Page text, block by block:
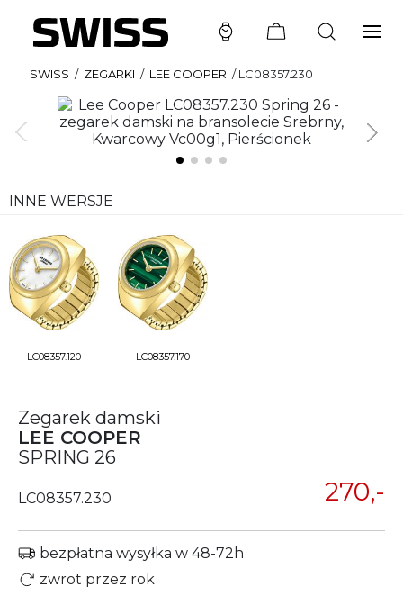
SWISS / ZEGARKI / LEE COOPER /LC08357.230
INNE WERSJE
LC08357.120 LC08357.170
Zegarek damski
LEE COOPER
SPRING 26
LC08357.230 270,-
bezpłatna wysyłka w 48-72h
zwrot przez rok